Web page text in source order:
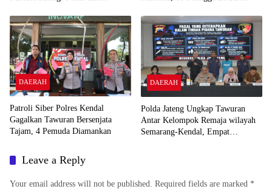
DAERAH
Patroli Siber Polres Kendal
Gagalkan Tawuran Bersenjata
Tajam, 4 Pemuda Diamankan
DAERAH
Polda Jateng Ungkap Tawuran
Antar Kelompok Remaja wilayah
Semarang-Kendal, Empat
Leave a Reply
Your email address will not be published. Required fields are marked *